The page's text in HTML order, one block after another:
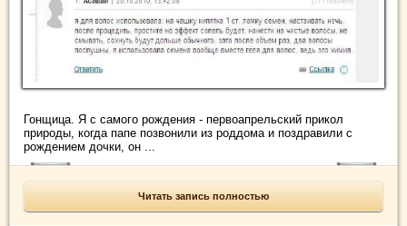
Гонщица. Я с самого рождения - первоапрельский прикол
природы, когда папе позвонили из роддома и поздравили с
рождением дочки, он ...
Читать запись полностью